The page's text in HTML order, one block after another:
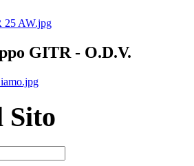
GITR - O.D.V.
Sito